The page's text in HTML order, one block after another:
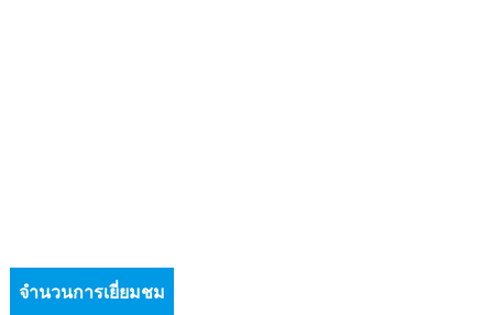
จำนวนการเยี่ยมชม